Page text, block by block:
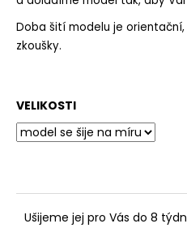
Doba šití modelu je
zkoušky.
VELIKOSTI
Ušijeme jej pro Vás do 8